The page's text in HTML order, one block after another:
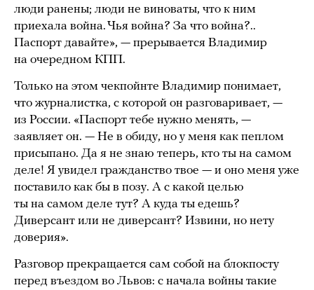
люди ранены; люди не виноваты, что к ним
приехала война. Чья война? За что война?..
Паспорт давайте», — прерывается Владимир
на очередном КПП.
Только на этом чекпойнте Владимир понимает,
что журналистка, с которой он разговаривает, —
из России. «Паспорт тебе нужно менять, —
заявляет он. — Не в обиду, но у меня как пеплом
присыпано. Да я не знаю теперь, кто ты на самом
деле! Я увидел гражданство твое — и оно меня уже
поставило как бы в позу. А с какой целью
ты на самом деле тут? А куда ты едешь?
Диверсант или не диверсант? Извини, но нету
доверия».
Разговор прекращается сам собой на блокпосту
перед въездом во Львов: с начала войны такие